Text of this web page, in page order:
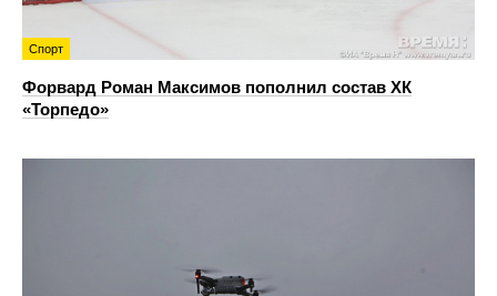
Спорт
Форвард Роман Максимов пополнил состав ХК
«Торпедо»